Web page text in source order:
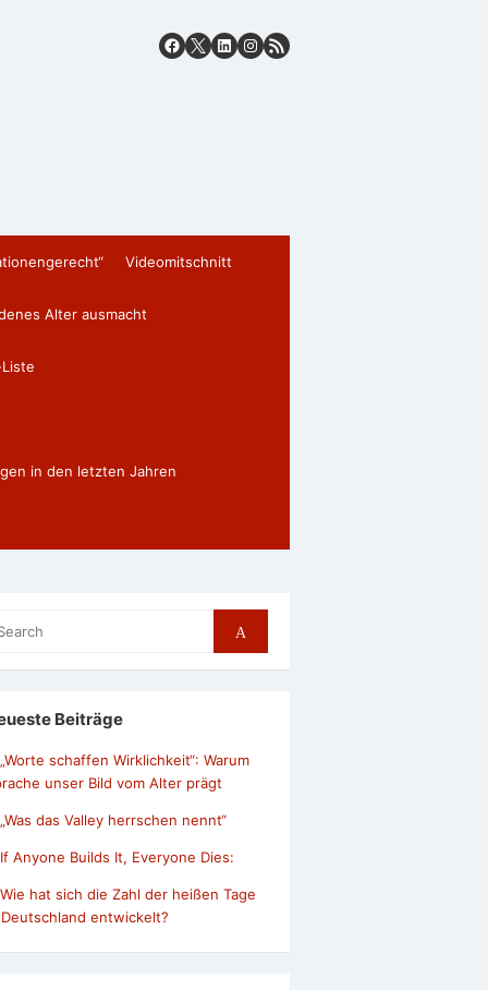
Videomitschnitt
Alter ausmacht
in den letzten Jahren
Search
Beiträge
„Worte schaffen Wirklichkeit“: Warum
unser Bild vom Alter prägt
„Was das Valley herrschen nennt“
If Anyone Builds It, Everyone Dies:
Wie hat sich die Zahl der heißen Tage
entwickelt?